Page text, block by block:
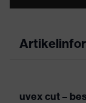
uvex cut –